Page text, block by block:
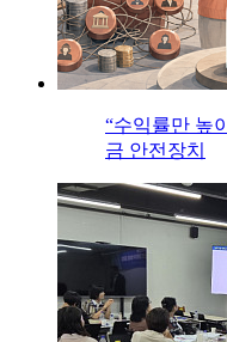
“수익률만 높
금 안전장치